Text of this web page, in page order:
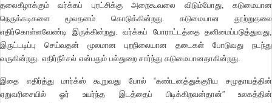
தலைகீழாக்கும் வர்க்கப் புரட்சிக்கு அறைகூவலை விடும்போது, கடுமையான
நெருக்கடிகளை மூலதனம் கொடுக்கின்றது. கடுமையான தூற்றுதலை
எதிர்கொள்ளவேண்டி இருக்கின்றது. வர்க்கப் போராட்டத்தை தனிமைப்படுத்துவது,
இருட்டடிப்பு செய்வதன் மூலமான புறநிலையான தடைகள் போடுவது நடந்து
வருகின்றது. எதிர்நீச்சல் என்பதும் பல்துறை சார்ந்து கடுமையானதாகின்றது.
இதை எதிர்த்து மார்க்ஸ் கூறுவது போல் “கண்டனத்துக்குரிய சமுதாயத்தின்
ஏறுவரிசையில் ஓர் உயர்ந்த இடத்தைப் பிடிக்கிறவன்தான்” உலகத்தின்